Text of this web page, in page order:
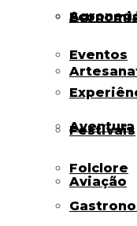
Eventos
Festivais
Folclore
Aventura
Aviação